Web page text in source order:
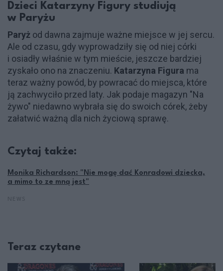
Dzieci Katarzyny Figury studiują
w Paryżu
Paryż od dawna zajmuje ważne miejsce w jej sercu.
Ale od czasu, gdy wyprowadziły się od niej córki
i osiadły właśnie w tym mieście, jeszcze bardziej
zyskało ono na znaczeniu. Katarzyna Figura ma
teraz ważny powód, by powracać do miejsca, które
ją zachwyciło przed laty. Jak podaje magazyn "Na
żywo" niedawno wybrała się do swoich córek, żeby
załatwić ważną dla nich życiową sprawę.
Czytaj także:
Monika Richardson: "Nie mogę dać Konradowi dziecka,
a mimo to ze mną jest"
Teraz czytane